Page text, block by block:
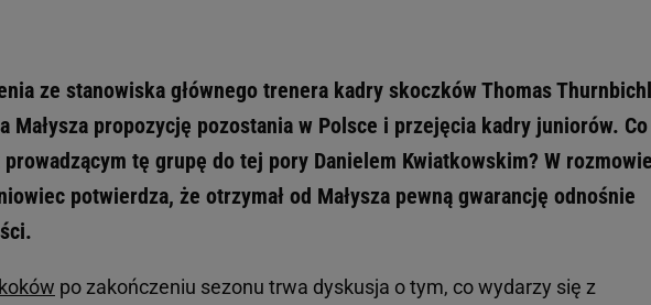
ze stanowiska głównego trenera kadry skoczków Thomas
Małysza propozycję pozostania w Polsce i przejęcia kadry juniorów.
tę grupę do tej pory Danielem Kwiatkowskim? W
potwierdza, że otrzymał od Małysza pewną gwarancję odnośnie
po zakończeniu sezonu trwa dyskusja o tym, co wydarzy się z